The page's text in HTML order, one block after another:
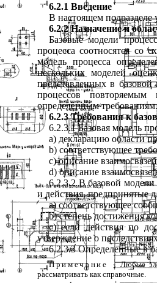
6.2.1 Введение
В настоящем подразделе
6.2.2Назначение и
Базовые модели
процесса соотносятся со
модель процесса
нескольких
моделей
представленных в базовой
процессов
повторяемым
определенным требованиям.
6.2.3Требования к
6.2.3.1Базовая модель
a) декларацию области
b) соответствующее
c) описание взаимосвязей
d) описание взаимосвязей
6.2.3.2В базовой модели
и действия,предпринятые
a) соответствующее
b) степень достижения
c) если действия по
утверждение о
6.2.3.3Определенные в
Примечание - Любые
рассматривать как справочные